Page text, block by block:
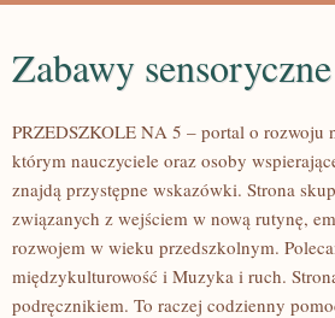
Zabawy sensoryczne
PRZEDSZKOLE NA 5 – portal o rozwoju
którym nauczyciele oraz osoby
znajdą przystępne wskazówki. Strona
związanych z wejściem w nową rutynę,
rozwojem w wieku przedszkolnym.
międzykulturowość i Muzyka i ruch.
podręcznikiem. To raczej codzienny